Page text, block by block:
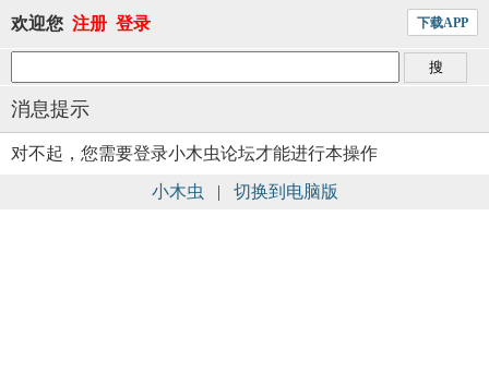
欢迎您 注册 登录 下载APP
消息提示
对不起，您需要登录小木虫论坛才能进行本操作
小木虫 | 切换到电脑版